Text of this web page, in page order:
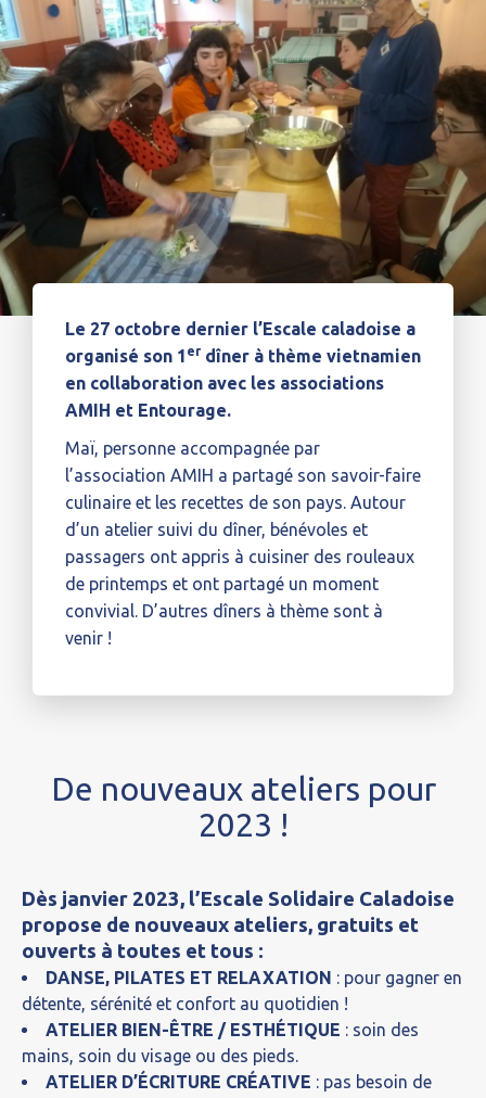
Le 27 octobre dernier l’Escale caladoise a
organisé son 1 er dîner à thème vietnamien
en collaboration avec les associations
AMIH et Entourage.
Maï, personne accompagnée par
l’association AMIH a partagé son savoir-faire
culinaire et les recettes de son pays. Autour
d’un atelier suivi du dîner, bénévoles et
passagers ont appris à cuisiner des rouleaux
de printemps et ont partagé un moment
convivial. D’autres dîners à thème sont à
venir !
De nouveaux ateliers pour
2023 !
Dès janvier 2023, l’Escale Solidaire Caladoise
propose de nouveaux ateliers, gratuits et
ouverts à toutes et tous :
DANSE, PILATES ET RELAXATION : pour gagner en
détente, sérénité et confort au quotidien !
ATELIER BIEN-ÊTRE / ESTHÉTIQUE : soin des
mains, soin du visage ou des pieds.
ATELIER D’ÉCRITURE CRÉATIVE : pas besoin de